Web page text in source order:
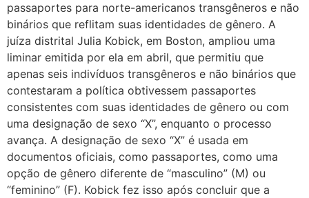
passaportes para norte-americanos transgêneros e não
binários que reflitam suas identidades de gênero. A
juíza distrital Julia Kobick, em Boston, ampliou uma
liminar emitida por ela em abril, que permitiu que
apenas seis indivíduos transgêneros e não binários que
contestaram a política obtivessem passaportes
consistentes com suas identidades de gênero ou com
uma designação de sexo “X”, enquanto o processo
avança. A designação de sexo “X” é usada em
documentos oficiais, como passaportes, como uma
opção de gênero diferente de “masculino” (M) ou
“feminino” (F). Kobick fez isso após concluir que a